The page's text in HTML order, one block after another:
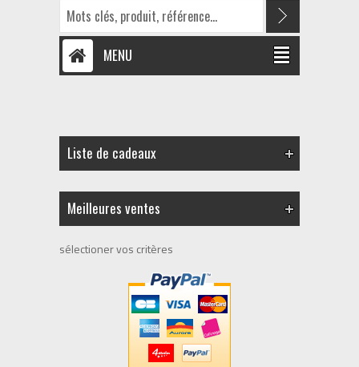
MENU
Liste de cadeaux
Meilleures ventes
sélectioner vos critères